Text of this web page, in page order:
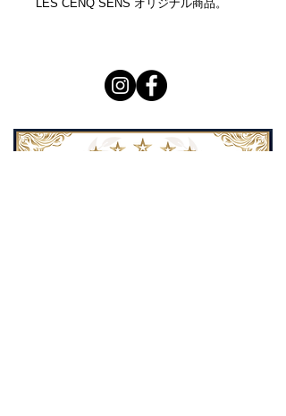
LES CENQ SENS オリジナル商品。